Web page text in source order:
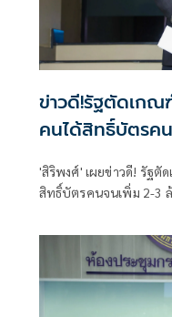
ข่าวดี!รัฐตัดเกณ
คนได้สิทธิ์บัตรค
'สิริพงศ์' เผยข่าวดี! รัฐตั
สิทธิ์บัตรคนจนเพิ่ม 2-3 ล้านคน ขนส่งฯ เร่งส่งข้อมู